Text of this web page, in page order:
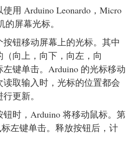
用 Arduino Leonardo，Micro
屏幕光标。
钮移动屏幕上的光标。其中
向上，向下，向左，向
键单击。Arduino 的光标移动
取输入时，光标的位置都会
更新。
时，Arduino 将移动鼠标。第
左键单击。释放按钮后，计